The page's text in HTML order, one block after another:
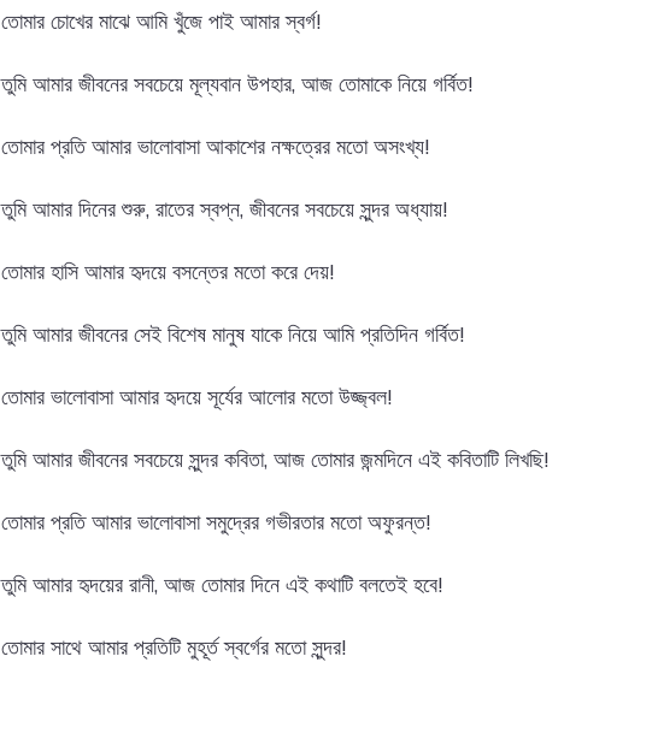
তোমার চোখের মাঝে আমি খুঁজে পাই আমার স্বর্গ!
তুমি আমার জীবনের সবচেয়ে মূল্যবান উপহার, আজ তোমাকে নিয়ে গর্বিত!
তোমার প্রতি আমার ভালোবাসা আকাশের নক্ষত্রের মতো অসংখ্য!
তুমি আমার দিনের শুরু, রাতের স্বপ্ন, জীবনের সবচেয়ে সুন্দর অধ্যায়!
তোমার হাসি আমার হৃদয়ে বসন্তের মতো করে দেয়!
তুমি আমার জীবনের সেই বিশেষ মানুষ যাকে নিয়ে আমি প্রতিদিন গর্বিত!
তোমার ভালোবাসা আমার হৃদয়ে সূর্যের আলোর মতো উজ্জ্বল!
তুমি আমার জীবনের সবচেয়ে সুন্দর কবিতা, আজ তোমার জন্মদিনে এই কবিতাটি লিখছি!
তোমার প্রতি আমার ভালোবাসা সমুদ্রের গভীরতার মতো অফুরন্ত!
তুমি আমার হৃদয়ের রানী, আজ তোমার দিনে এই কথাটি বলতেই হবে!
তোমার সাথে আমার প্রতিটি মুহূর্ত স্বর্গের মতো সুন্দর!